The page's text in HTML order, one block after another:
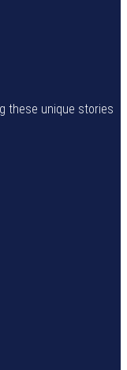
these unique stories